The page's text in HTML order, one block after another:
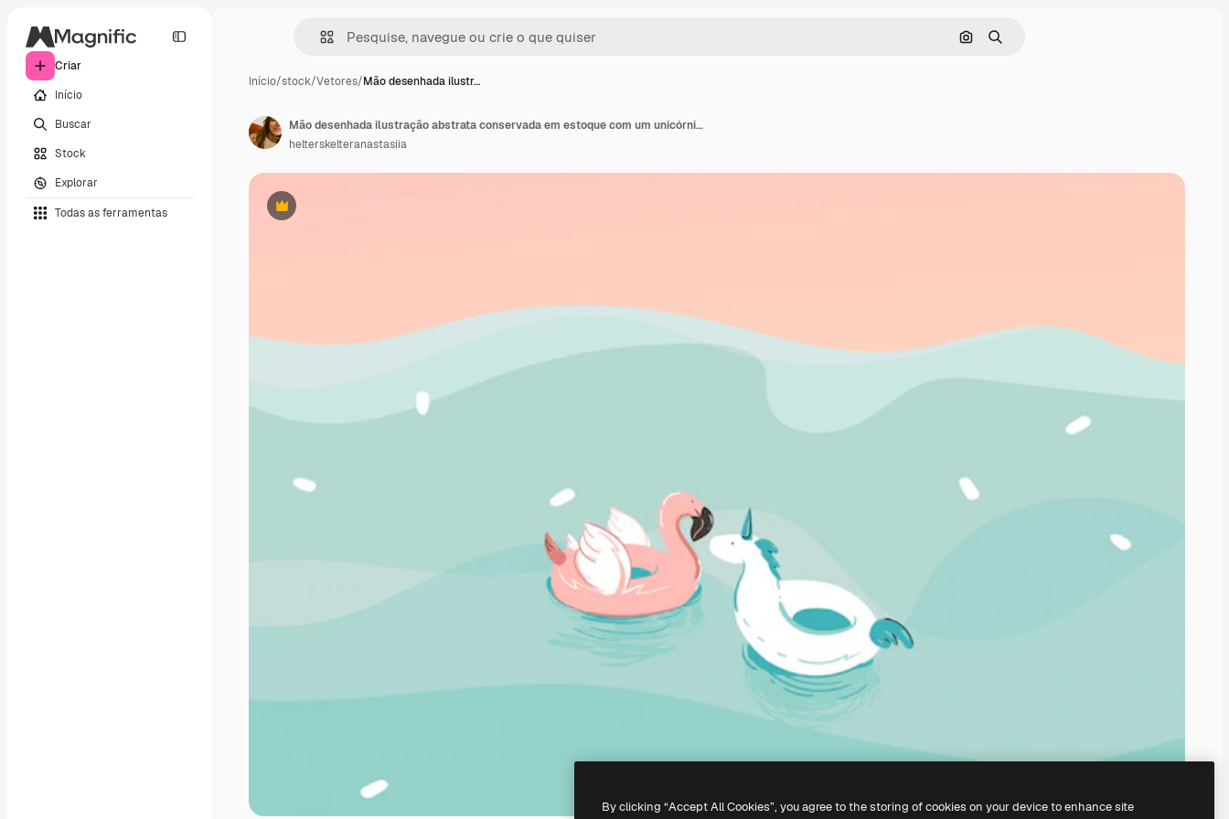
Criar
Início
Buscar
Stock
Explorar
Todas as ferramentas
Pesquisar por imagem
Buscar
Início/stock/Vetores/Mão desenhada ilustr…
Premium
Mão desenhada ilustração abstrata conservada em estoque com um unicórnio e um flamingo nadando anéis de flutuador de borracha na paisagem de ondas do mar sobre fundo azul
helterskelteranastasiia
By clicking “Accept All Cookies”, you agree to the storing of cookies on your device to enhance site